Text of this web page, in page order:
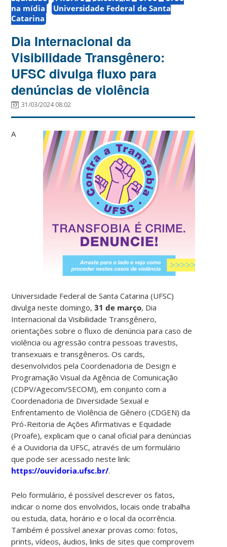
na mídia
Universidade Federal de Santa
Catarina
Dia Internacional da
Visibilidade Transgênero:
UFSC divulga fluxo para
denúncias de violência
31/03/2024 08:02
A
Universidade Federal de Santa Catarina (UFSC)
divulga neste domingo,31 de março, Dia
Internacional da Visibilidade Transgênero,
orientações sobre o fluxo de denúncia para caso de
violência ou agressão contra pessoas travestis,
transexuais e transgêneros. Os cards,
desenvolvidos pela Coordenadoria de Design e
Programação Visual da Agência de Comunicação
(CDPV/Agecom/SECOM), em conjunto com a
Coordenadoria de Diversidade Sexual e
Enfrentamento de Violência de Gênero (CDGEN) da
Pró-Reitoria de Ações Afirmativas e Equidade
(Proafe), explicam que o canal oficial para denúncias
é a Ouvidoria da UFSC, através de um formulário
que pode ser acessado neste link:
https://ouvidoria.ufsc.br/.
Pelo formulário, é possível descrever os fatos,
indicar o nome dos envolvidos, locais onde trabalha
ou estuda, data, horário e o local da ocorrência.
Também é possível anexar provas como: fotos,
prints, vídeos, áudios, links de sites que comprovem